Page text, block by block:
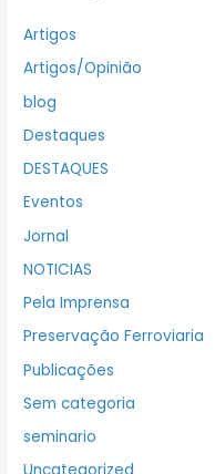
Artigos
Artigos/Opinião
blog
Destaques
DESTAQUES
Eventos
Jornal
NOTICIAS
Pela Imprensa
Preservação Ferroviaria
Publicações
Sem categoria
seminario